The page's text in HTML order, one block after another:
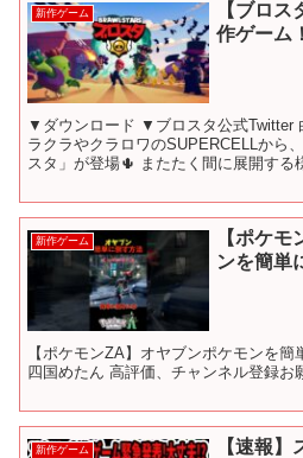
新作ゲーム
【ブロ
作ゲーム
▼ダウンロード ▼ブロスタ公式Twitter
ラクラやクラロワのSUPERCELLから
スタ」が登場🌵 またたく間に展開する
新作ゲーム
【ポケ
ンを簡単
【ポケモンZA】オヤブンポケモンを
四国めたん 高評価、チャンネル登録お
新作ゲーム
【速報